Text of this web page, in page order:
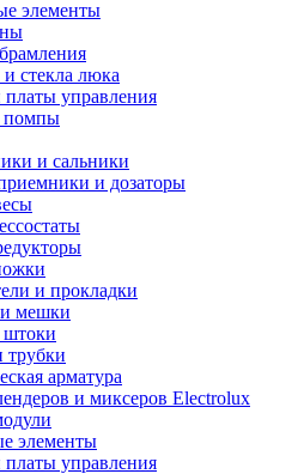
элементы
стекла люка
управления
помпы
и сальники
и дозаторы
и прокладки
мешки
арматура
и миксеров Electrolux
элементы
управления